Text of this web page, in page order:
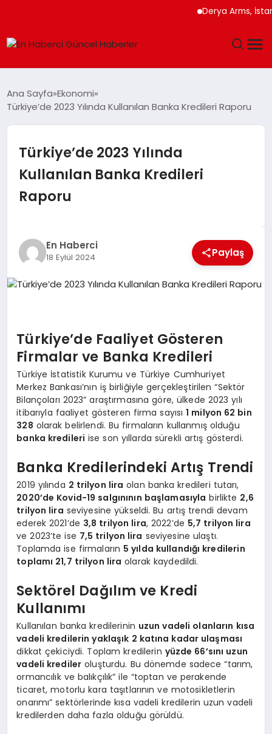
Derya Arms,
SPOR
SAĞLIK
TEKNOLOJI
DÜNYA
SIYASET
Ana Sayfa Ekonomi
Türkiye’de 2023 Yılında Kullanılan Banka Kredileri Raporu
Türkiye’de 2023 Yılında
Kullanılan Banka Kredileri
Raporu
En Haberci
18 Eylül 2024 Paylaş
Türkiye’de Faaliyet Gösteren
Firmalar ve Banka Kredileri
Türkiye İstatistik Kurumu ve Türkiye Cumhuriyet
Merkez Bankası’nın iş birliğiyle gerçekleştirilen “Sektör
Bilançoları 2023” araştırmasına göre, ülkede 2023 yılı
itibarıyla faaliyet gösteren firma sayısı1 milyon 62 bin
328 olarak belirlendi. Bu firmaların kullanmış olduğu
banka kredileri ise son yıllarda sürekli artış gösterdi.
Banka Kredilerindeki Artış Trendi
2019 yılında 2 trilyon lira olan banka kredileri tutarı,
2020’de Kovid-19 salgınının başlamasıyla birlikte 2,6
trilyon lira seviyesine yükseldi. Bu artış trendi devam
ederek 2021’de 3,8 trilyon lira, 2022’de 5,7 trilyon lira
ve 2023’te ise 7,5 trilyon lira seviyesine ulaştı.
Toplamda ise firmaların 5 yılda kullandığı kredilerin
toplamı 21,7 trilyon lira olarak kaydedildi.
Sektörel Dağılım ve Kredi
Kullanımı
Kullanılan banka kredilerinin uzun vadeli olanların kısa
vadeli kredilerin yaklaşık 2 katına kadar ulaşması
dikkat çekiciydi. Toplam kredilerin yüzde 66’sını uzun
vadeli krediler oluşturdu. Bu dönemde sadece “tarım,
ormancılık ve balıkçılık” ile “toptan ve perakende
ticaret, motorlu kara taşıtlarının ve motosikletlerin
onarımı” sektörlerinde kısa vadeli kredilerin uzun vadeli
kredilerden daha fazla olduğu görüldü.